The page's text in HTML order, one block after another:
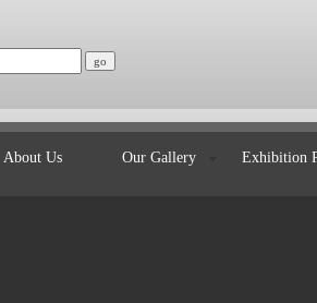
About Us Our Gallery Exhibition